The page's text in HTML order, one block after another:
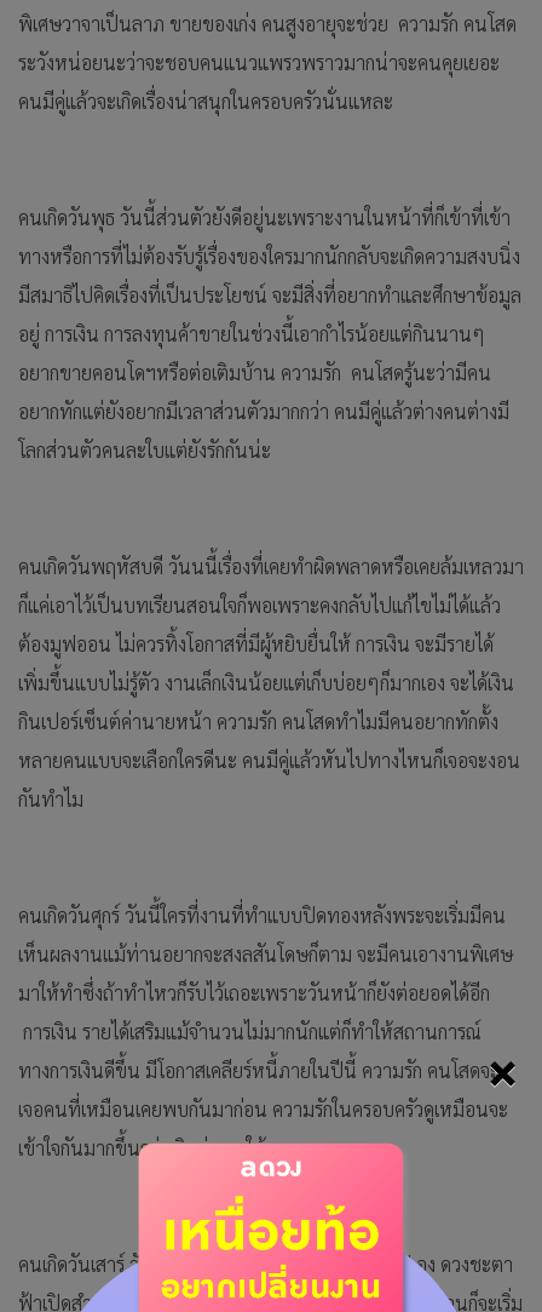
×
พิเศษวาจาเป็นลาภ ขายของเก่ง คนสูงอายุจะช่วย ความรัก คนโสด
ระวังหน่อยนะว่าจะชอบคนแนวแพรวพราวมากน่าจะคนคุยเยอะ
คนมีคู่แล้วจะเกิดเรื่องน่าสนุกในครอบครัวนั่นแหละ
คนเกิดวันพุธ วันนี้ส่วนตัวยังดีอยู่นะเพราะงานในหน้าที่ก็เข้าที่เข้า
ทางหรือการที่ไม่ต้องรับรู้เรื่องของใครมากนักกลับจะเกิดความสงบนิ่ง
มีสมาธิไปคิดเรื่องที่เป็นประโยชน์ จะมีสิ่งที่อยากทำและศึกษาข้อมูล
อยู่ การเงิน การลงทุนค้าขายในช่วงนี้เอากำไรน้อยแต่กินนานๆ
อยากขายคอนโดฯหรือต่อเติมบ้าน ความรัก คนโสดรู้นะว่ามีคน
อยากทักแต่ยังอยากมีเวลาส่วนตัวมากกว่า คนมีคู่แล้วต่างคนต่างมี
โลกส่วนตัวคนละใบแต่ยังรักกันน่ะ
คนเกิดวันพฤหัสบดี วันนนี้เรื่องที่เคยทำผิดพลาดหรือเคยล้มเหลวมา
ก็แค่เอาไว้เป็นบทเรียนสอนใจก็พอเพราะคงกลับไปแก้ไขไม่ได้แล้ว
ต้องมูฟออน ไม่ควรทิ้งโอกาสที่มีผู้หยิบยื่นให้ การเงิน จะมีรายได้
เพิ่มขึ้นแบบไม่รู้ตัว งานเล็กเงินน้อยแต่เก็บบ่อยๆก็มากเอง จะได้เงิน
กินเปอร์เซ็นต์ค่านายหน้า ความรัก คนโสดทำไมมีคนอยากทักตั้ง
หลายคนแบบจะเลือกใครดีนะ คนมีคู่แล้วหันไปทางไหนก็เจอจะงอน
กันทำไม
คนเกิดวันศุกร์ วันนี้ใครที่งานที่ทำแบบปิดทองหลังพระจะเริ่มมีคน
เห็นผลงานแม้ท่านอยากจะสงลสันโดษก็ตาม จะมีคนเอางานพิเศษ
มาให้ทำซึ่งถ้าทำไหวก็รับไว้เถอะเพราะวันหน้าก็ยังต่อยอดได้อีก
การเงิน รายได้เสริมแม้จำนวนไม่มากนักแต่ก็ทำให้สถานการณ์
ทางการเงินดีขึ้น มีโอกาสเคลียร์หนี้ภายในปีนี้ ความรัก คนโสดจะ
เจอคนที่เหมือนเคยพบกันมาก่อน ความรักในครอบครัวดูเหมือนจะ
เข้าใจกันมากขึ้นกว่าเดิมคู่ครองให้ลาภ
คนเกิดวันเสาร์ วันนี้คิดดี พูดดี ทำดีนั้นศัตรูจะพ่ายไปเอง ดวงชะตา
ฟ้าเปิดสำหรับโอกาสใหม่ๆ ปัญหาเรื่องงานไม่ได้เกิดจากท่านก็จะเริ่ม